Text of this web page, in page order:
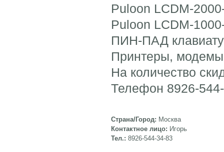
Puloon LCDM-
Puloon LCDM-
ПИН-ПАД
Принтеры,
На количество
Телефон 8926-
Страна/Город: Москва
Контактное лицо: Игорь
Тел.: 8926-544-34-83